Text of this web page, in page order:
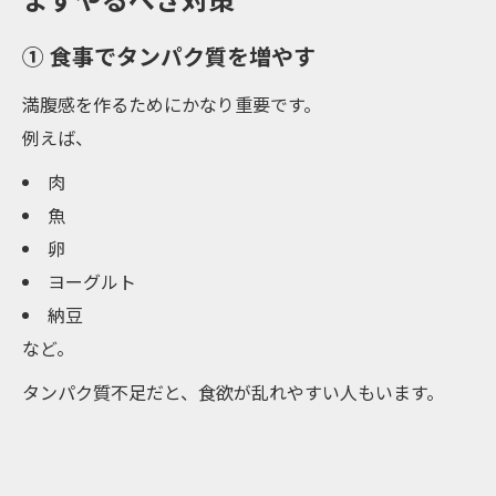
① 食事でタンパク質を増やす
満腹感を作るためにかなり重要です。
例えば、
肉
魚
卵
ヨーグルト
納豆
など。
タンパク質不足だと、食欲が乱れやすい人もいます。